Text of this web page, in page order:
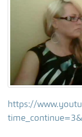
https://